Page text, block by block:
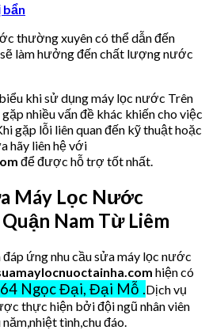
bẩn
thường xuyên có thể dẫn đến
làm hưởng đến chất lượng nước
khi sử dụng máy lọc nước Trên
nhiều vấn đề khác khiến cho việc
gặp lỗi liên quan đến kỹ thuật hoặc
hãy liên hệ với
để được hỗ trợ tốt nhất.
Máy Lọc Nước
Nam Từ Liêm
ứng nhu cầu sửa máy lọc nước
hiện có
Ngọc Đại, Đại Mỗ .Dịch vụ
thực hiện bởi đội ngũ nhân viên
tình,chu đáo.